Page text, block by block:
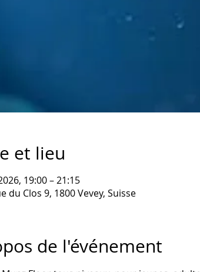
et lieu
19:00 – 21:15
du Clos 9, 1800 Vevey, Suisse
de l'événement